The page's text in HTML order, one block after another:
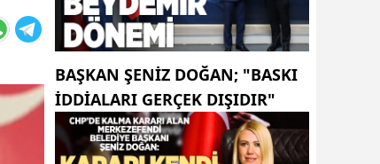
BAŞKAN ŞENIZ DOĞAN; "BASKI
IDDIALARI GERÇEK DIŞIDIR"